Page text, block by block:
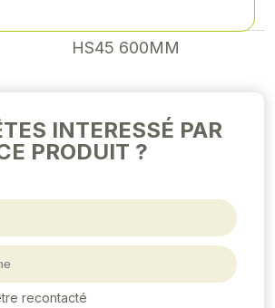
HS45 600MM
INTERESSÉ PAR
PRODUIT ?
recontacté